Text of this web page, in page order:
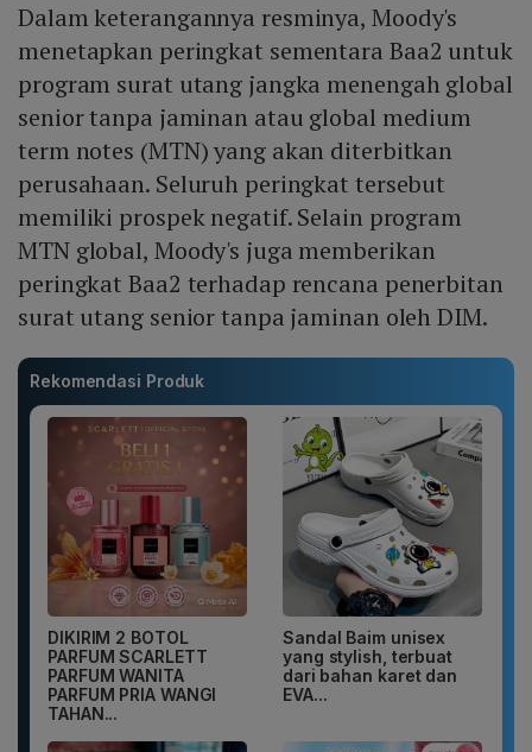
Dalam keterangannya resminya, Moody's
menetapkan peringkat sementara Baa2 untuk
program surat utang jangka menengah global
senior tanpa jaminan atau global medium
term notes (MTN) yang akan diterbitkan
perusahaan. Seluruh peringkat tersebut
memiliki prospek negatif. Selain program
MTN global, Moody's juga memberikan
peringkat Baa2 terhadap rencana penerbitan
surat utang senior tanpa jaminan oleh DIM.
Rekomendasi Produk
DIKIRIM 2 BOTOL
PARFUM SCARLETT
PARFUM WANITA
PARFUM PRIA WANGI
TAHAN...
Sandal Baim unisex
yang stylish, terbuat
dari bahan karet dan
EVA...